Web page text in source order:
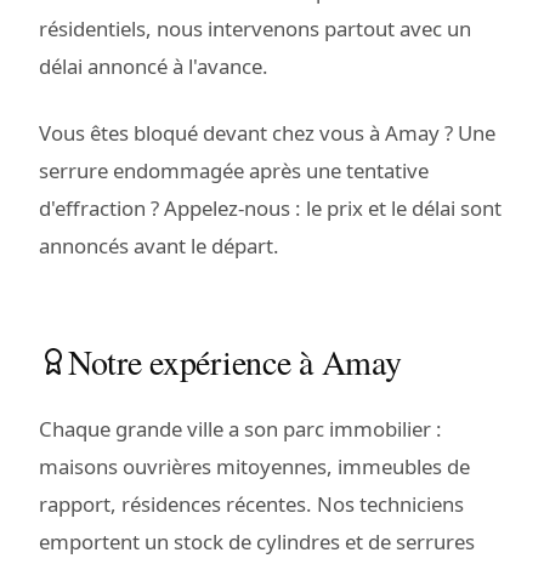
résidentiels, nous intervenons partout avec un
délai annoncé à l'avance.
Vous êtes bloqué devant chez vous à Amay ? Une
serrure endommagée après une tentative
d'effraction ? Appelez-nous : le prix et le délai sont
annoncés avant le départ.
Notre expérience à Amay
Chaque grande ville a son parc immobilier :
maisons ouvrières mitoyennes, immeubles de
rapport, résidences récentes. Nos techniciens
emportent un stock de cylindres et de serrures